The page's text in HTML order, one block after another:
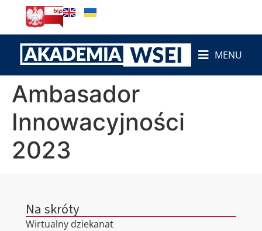
MENU
Ambasador
Innowacyjności
2023
Na skróty
Wirtualny dziekanat